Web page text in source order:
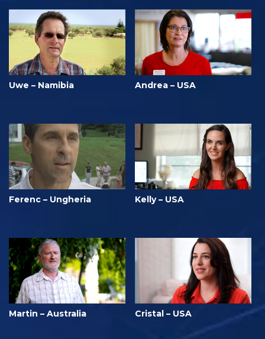
Uwe – Namibia Andrea – USA
Ferenc – Ungheria Kelly – USA
Martin – Australia Cristal – USA